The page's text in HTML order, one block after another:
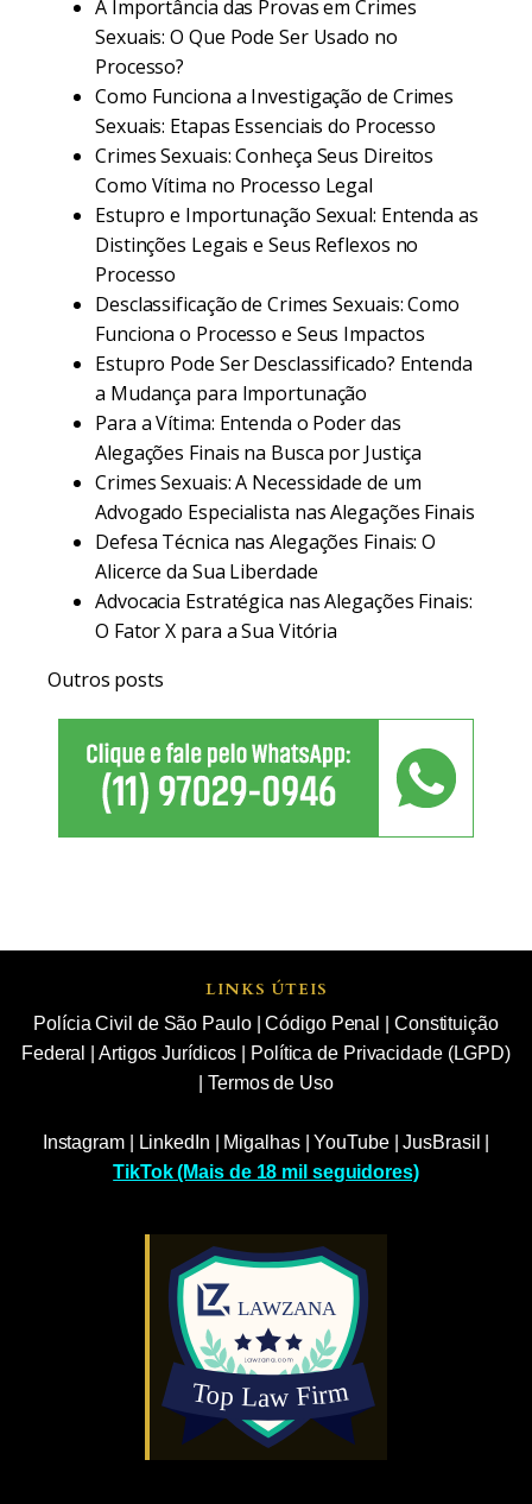
A Importância das Provas em Crimes
Sexuais: O Que Pode Ser Usado no
Processo?
Como Funciona a Investigação de Crimes
Sexuais: Etapas Essenciais do Processo
Crimes Sexuais: Conheça Seus Direitos
Como Vítima no Processo Legal
Estupro e Importunação Sexual: Entenda as
Distinções Legais e Seus Reflexos no
Processo
Desclassificação de Crimes Sexuais: Como
Funciona o Processo e Seus Impactos
Estupro Pode Ser Desclassificado? Entenda
a Mudança para Importunação
Para a Vítima: Entenda o Poder das
Alegações Finais na Busca por Justiça
Crimes Sexuais: A Necessidade de um
Advogado Especialista nas Alegações Finais
Defesa Técnica nas Alegações Finais: O
Alicerce da Sua Liberdade
Advocacia Estratégica nas Alegações Finais:
O Fator X para a Sua Vitória
Outros posts
LINKS ÚTEIS
Polícia Civil de São Paulo|Código Penal
Constituição
Federal
Artigos Jurídicos
Política de Privacidade (LGPD)
|Termos de Uso
Instagram| LinkedIn Migalhas|YouTube|JusBrasil
TikTok (Mais de 18 mil seguidores)